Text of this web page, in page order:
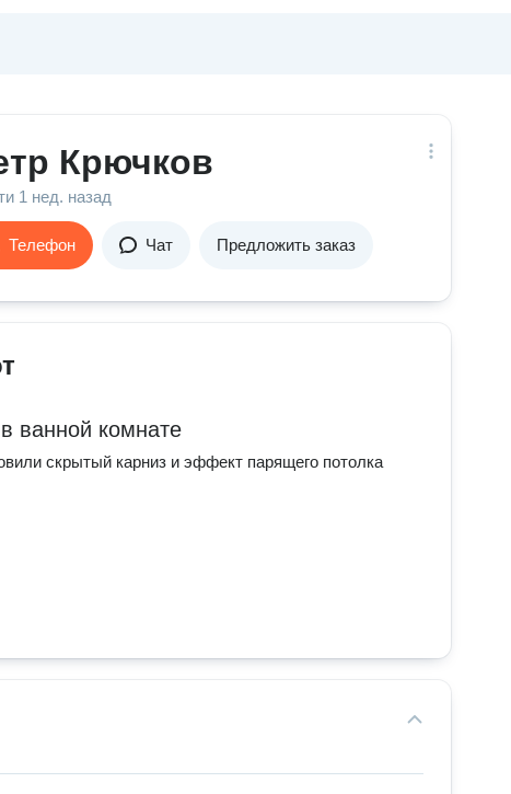
Крючков
1 нед. назад
Телефон Чат Предложить заказ
ванной комнате
скрытый карниз и эффект парящего потолка